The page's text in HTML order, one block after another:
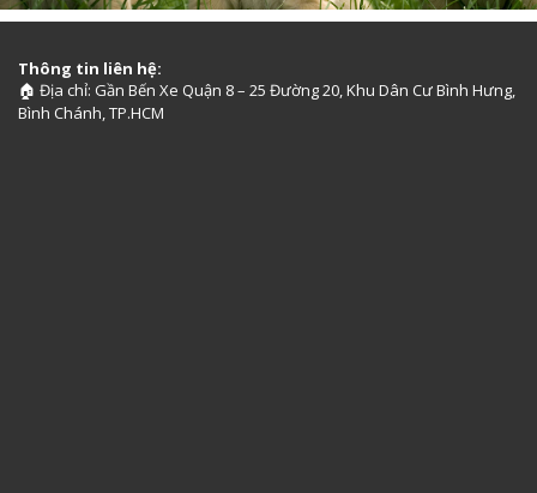
Thông tin liên hệ:
🏠 Địa chỉ: Gần Bến Xe Quận 8 – 25 Đường 20, Khu Dân Cư Bình Hưng,
Bình Chánh, TP.HCM